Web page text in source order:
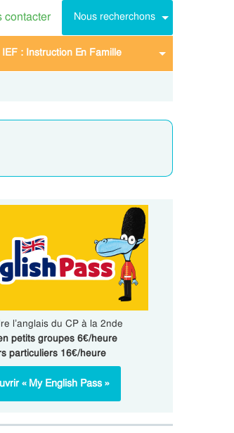
contacter Nous recherchons
IEF : Instruction En Famille
l’anglais du CP à la 2nde
petits groupes 6€/heure
particuliers 16€/heure
« My English Pass »